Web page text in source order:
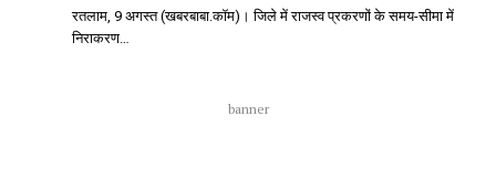
रतलाम, 9 अगस्त (खबरबाबा.कॉम)। जिले में राजस्व प्रकरणों के समय-सीमा में
निराकरण…
banner